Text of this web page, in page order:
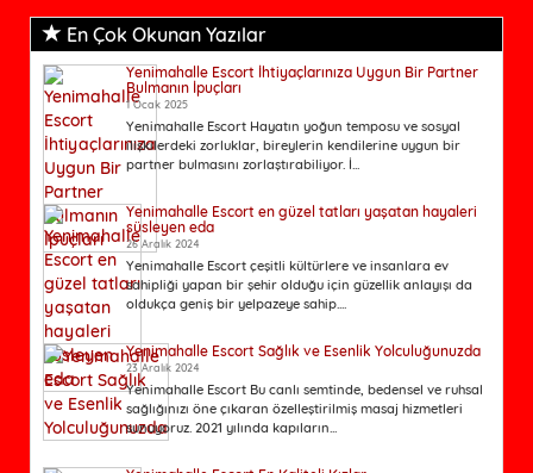
En Çok Okunan Yazılar
Yenimahalle Escort İhtiyaçlarınıza Uygun Bir Partner
Bulmanın İpuçları
1 Ocak 2025
Yenimahalle Escort Hayatın yoğun temposu ve sosyal
ilişkilerdeki zorluklar, bireylerin kendilerine uygun bir
partner bulmasını zorlaştırabiliyor. İ...
Yenimahalle Escort en güzel tatları yaşatan hayaleri
süsleyen eda
26 Aralık 2024
Yenimahalle Escort çeşitli kültürlere ve insanlara ev
sahipliği yapan bir şehir olduğu için güzellik anlayışı da
oldukça geniş bir yelpazeye sahip....
Yenimahalle Escort Sağlık ve Esenlik Yolculuğunuzda
23 Aralık 2024
Yenimahalle Escort Bu canlı semtinde, bedensel ve ruhsal
sağlığınızı öne çıkaran özelleştirilmiş masaj hizmetleri
sunuyoruz. 2021 yılında kapıların...